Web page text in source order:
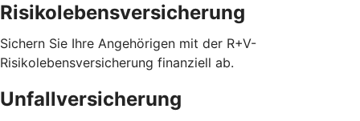
Risikolebensversicherung
Sichern Sie Ihre Angehörigen mit der R+V-
Risikolebensversicherung finanziell ab.
Unfallversicherung